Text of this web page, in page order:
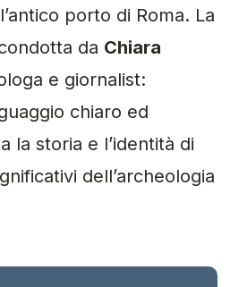
porto di Roma. La
da Chiara
e giornalist:
chiaro ed
la storia e l’identità di
dell’archeologia